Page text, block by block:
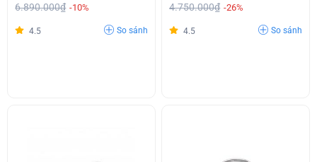
6.890.000₫ -10%
4.5 So sánh
4.750.000₫ -26%
4.5 So sánh